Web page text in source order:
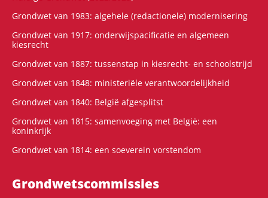
Grondwet van 1983: algehele (redactionele) modernisering
Grondwet van 1917: onderwijspacificatie en algemeen
kiesrecht
Grondwet van 1887: tussenstap in kiesrecht- en schoolstrijd
Grondwet van 1848: ministeriële verantwoordelijkheid
Grondwet van 1840: België afgesplitst
Grondwet van 1815: samenvoeging met België: een
koninkrijk
Grondwet van 1814: een soeverein vorstendom
Grondwets­commissies